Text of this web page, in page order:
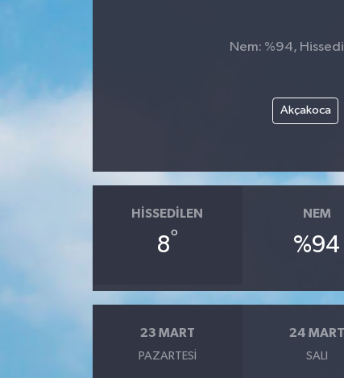
Nem: %94,
Akçakoca
HISSEDILEN
8°
NEM
%94
23 MART
PAZARTESI
24 MART
SALI